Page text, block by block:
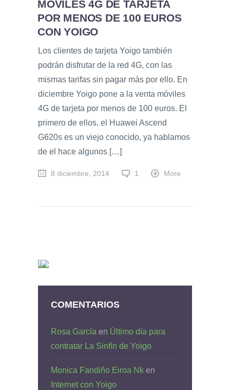
MÓVILES 4G DE TARJETA
POR MENOS DE 100 EUROS
CON YOIGO
Los clientes de tarjeta Yoigo también
podrán disfrutar de la red 4G, con las
mismas tarifas sin pagar más por ello. En
diciembre Yoigo pone a la venta móviles
4G de tarjeta por menos de 100 euros. El
primero de ellos, el Huawei Ascend
G620s es un viejo conocido, ya hablamos
de el hace algunos […]
8 diciembre, 2014 1 More
COMENTARIOS
Rosa García en Último día para
contratar La Sinfín de Yoigo
Monica Fandiño Eiroa Nk en
Internet con Yoigo